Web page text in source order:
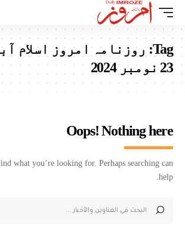
Tag: روزنامہ امروز اسلام
23 نومبر 2024
Oops! Nothing here
what you’re looking for. Perhaps searching can
help.